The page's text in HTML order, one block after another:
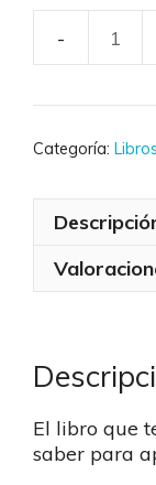
Categoría: Libros
El libro que
saber para